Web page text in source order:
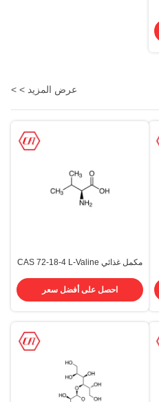
عرض المزيد > >
مكمل غذائي CAS 72-18-4 L-Valine
احصل على أفضل سعر